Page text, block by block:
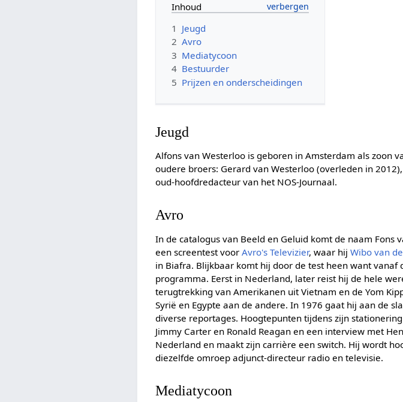
Inhoud
1 Jeugd
2 Avro
3 Mediatycoon
4 Bestuurder
5 Prijzen en onderscheidingen
Jeugd
Alfons van Westerloo is geboren in Amsterdam als zoon
oudere broers: Gerard van Westerloo (overleden in
oud-hoofdredacteur van het NOS-Journaal.
Avro
In de catalogus van Beeld en Geluid komt de naam
een screentest voorAvro's Televizier, waar hijWibo van
in Biafra. Blijkbaar komt hij door de test heen want
programma. Eerst in Nederland, later reist hij de hele
terugtrekking van Amerikanen uit Vietnam en de Yom
Syrië en Egypte aan de andere. In 1976 gaat hij aan de
diverse reportages. Hoogtepunten tijdens zijn
Jimmy Carter en Ronald Reagan en een interview met
Nederland en maakt zijn carrière een switch. Hij wordt
diezelfde omroep adjunct-directeur radio en televisie.
Mediatycoon